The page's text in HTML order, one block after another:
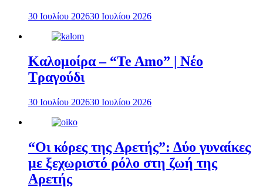
30 Ιουλίου 202630 Ιουλίου 2026
Καλομοίρα – “Te Amo” | Νέο
Τραγούδι
30 Ιουλίου 202630 Ιουλίου 2026
“Οι κόρες της Αρετής”: Δύο γυναίκες
με ξεχωριστό ρόλο στη ζωή της
Αρετής